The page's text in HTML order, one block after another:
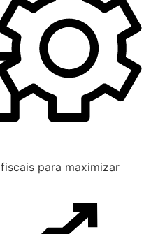
para maximizar